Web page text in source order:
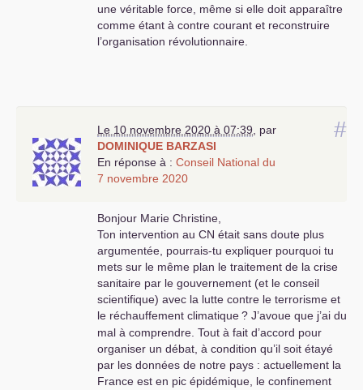
une véritable force, même si elle doit apparaître
comme étant à contre courant et reconstruire
l’organisation révolutionnaire.
#
Le 10 novembre 2020 à 07:39
par
DOMINIQUE BARZASI
En réponse à : Conseil National du
7 novembre 2020
Bonjour Marie Christine,
Ton intervention au CN était sans doute plus
argumentée, pourrais-tu expliquer pourquoi tu
mets sur le même plan le traitement de la crise
sanitaire par le gouvernement (et le conseil
scientifique) avec la lutte contre le terrorisme et
le réchauffement climatique? J’avoue que j’ai du
mal à comprendre. Tout à fait d’accord pour
organiser un débat, à condition qu’il soit étayé
par les données de notre pays : actuellement la
France est en pic épidémique, le confinement